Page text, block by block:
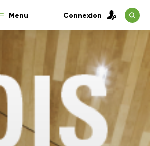
Menu Connexion